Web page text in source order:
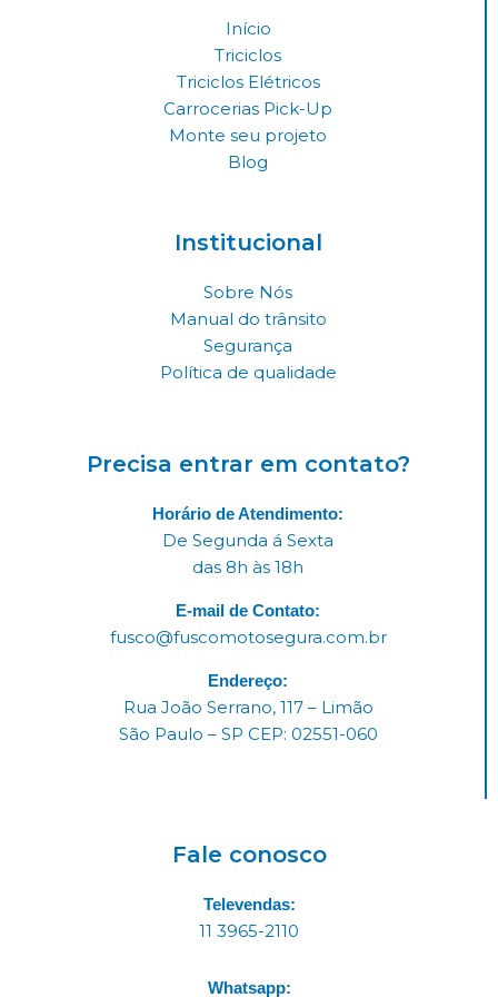
a
m
o
o
k
n
Início
Triciclos
Triciclos Elétricos
Carrocerias Pick-Up
Monte seu projeto
Blog
Institucional
Sobre Nós
Manual do trânsito
Segurança
Política de qualidade
Precisa entrar em contato?
Horário de Atendimento:
De Segunda á Sexta
das 8h às 18h
E-mail de Contato:
fusco@fuscomotosegura.com.br
Endereço:
Rua João Serrano, 117 – Limão
São Paulo – SP CEP: 02551-060
Fale conosco
Televendas:
11 3965-2110
Whatsapp: